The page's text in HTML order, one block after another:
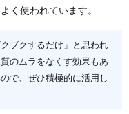
く使われています。
ブクするだけ」と思われ
のムラをなくす効果もあ
で、ぜひ積極的に活用し